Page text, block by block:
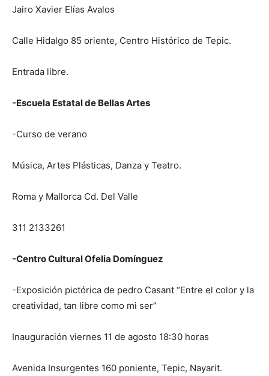
Jairo Xavier Elías Avalos
Calle Hidalgo 85 oriente, Centro Histórico de Tepic.
Entrada libre.
-Escuela Estatal de Bellas Artes
-Curso de verano
Música, Artes Plásticas, Danza y Teatro.
Roma y Mallorca Cd. Del Valle
311 2133261
-Centro Cultural Ofelia Domínguez
-Exposición pictórica de pedro Casant “Entre el color y la
creatividad, tan libre como mi ser”
Inauguración viernes 11 de agosto 18:30 horas
Avenida Insurgentes 160 poniente, Tepic, Nayarit.